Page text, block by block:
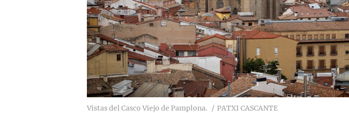
Vistas del Casco Viejo de Pamplona. PATXI CASCANTE